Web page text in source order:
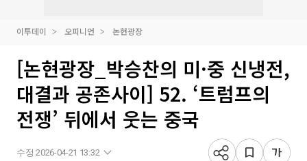
이투데이 오피니언 논현광장
[논현광장_박승찬의 미·중 신냉전,
대결과 공존사이] 52. ‘트럼프의
전쟁’ 뒤에서 웃는 중국
수정 2026-04-21 13:32